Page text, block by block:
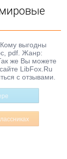
выгодны
pdf. Жанр:
же Вы можете
LibFox.Ru
с отзывами.